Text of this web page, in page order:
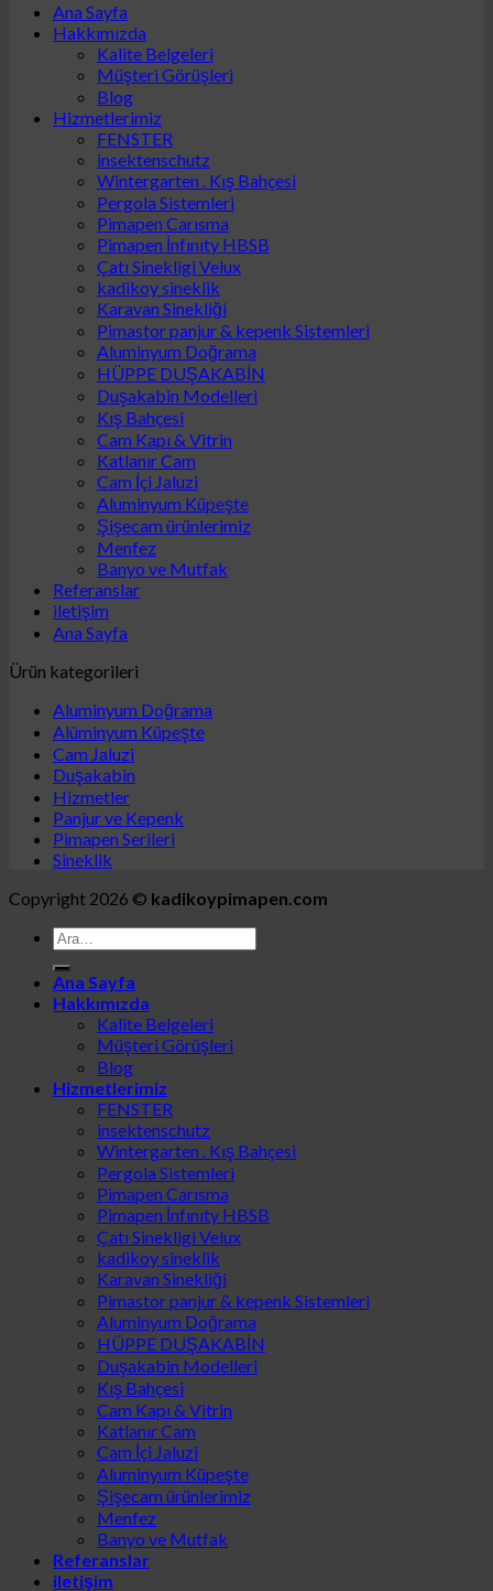
Ana Sayfa
Hakkımızda
Kalite Belgeleri
Müşteri Görüşleri
Blog
Hizmetlerimiz
FENSTER
insektenschutz
Wintergarten . Kış Bahçesi
Pergola Sistemleri
Pimapen Carısma
Pimapen İnfınıty HBSB
Çatı Sinekligi Velux
kadikoy sineklik
Karavan Sinekliği
Pimastor panjur & kepenk Sistemleri
Aluminyum Doğrama
HÜPPE DUŞAKABİN
Duşakabin Modelleri
Kış Bahçesi
Cam Kapı & Vitrin
Katlanır Cam
Cam İçi Jaluzi
Aluminyum Küpeşte
Şişecam ürünlerimiz
Menfez
Banyo ve Mutfak
Referanslar
iletişim
Ana Sayfa
Ürün kategorileri
Aluminyum Doğrama
Alüminyum Küpeşte
Cam Jaluzi
Duşakabin
Hizmetler
Panjur ve Kepenk
Pimapen Serileri
Sineklik
Copyright 2026 © kadikoypimapen.com
Ana Sayfa
Hakkımızda
Kalite Belgeleri
Müşteri Görüşleri
Blog
Hizmetlerimiz
FENSTER
insektenschutz
Wintergarten . Kış Bahçesi
Pergola Sistemleri
Pimapen Carısma
Pimapen İnfınıty HBSB
Çatı Sinekligi Velux
kadikoy sineklik
Karavan Sinekliği
Pimastor panjur & kepenk Sistemleri
Aluminyum Doğrama
HÜPPE DUŞAKABİN
Duşakabin Modelleri
Kış Bahçesi
Cam Kapı & Vitrin
Katlanır Cam
Cam İçi Jaluzi
Aluminyum Küpeşte
Şişecam ürünlerimiz
Menfez
Banyo ve Mutfak
Referanslar
iletişim